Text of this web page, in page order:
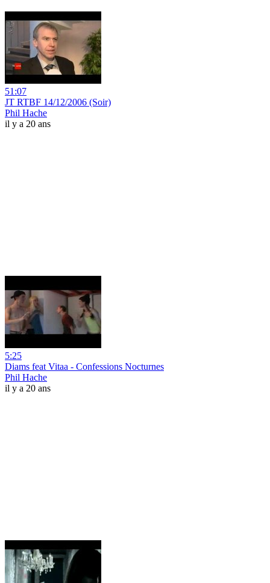
51:07
JT RTBF 14/12/2006 (Soir)
Phil Hache
il y a 20 ans
5:25
Diams feat Vitaa - Confessions Nocturnes
Phil Hache
il y a 20 ans